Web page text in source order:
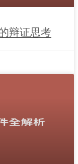
辩证思考